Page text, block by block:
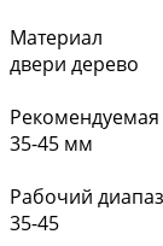
Материал
двери дерево
35-45 мм
Рабочий
35-45